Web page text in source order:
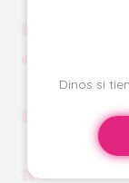
Dinos si